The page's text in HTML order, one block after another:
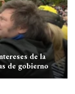
de la
de gobierno